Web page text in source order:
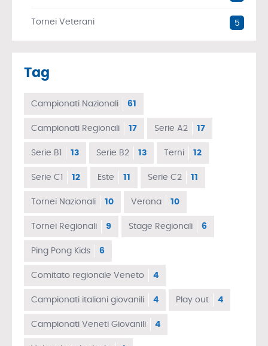
Tornei Veterani 5
Tag
Campionati Nazionali 61
Campionati Regionali 17 Serie A2 17
Serie B1 13 Serie B2 13 Terni 12
Serie C1 12 Este 11 Serie C2 11
Tornei Nazionali 10 Verona 10
Tornei Regionali 9 Stage Regionali 6
Ping Pong Kids 6
Comitato regionale Veneto 4
Campionati italiani giovanili 4 Play out 4
Campionati Veneti Giovanili 4